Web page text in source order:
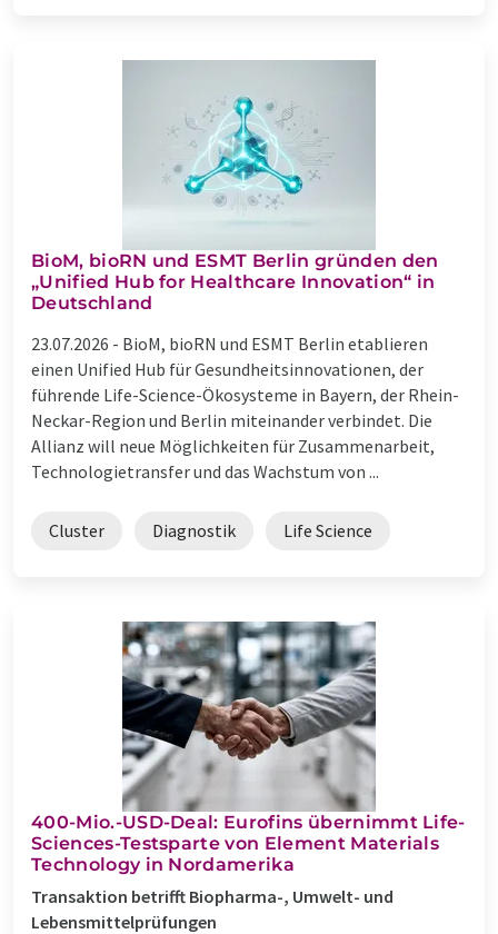
BioM, bioRN und ESMT Berlin gründen den
„Unified Hub for Healthcare Innovation“ in
Deutschland
23.07.2026 - BioM, bioRN und ESMT Berlin etablieren
einen Unified Hub für Gesundheitsinnovationen, der
führende Life-Science-Ökosysteme in Bayern, der Rhein-
Neckar-Region und Berlin miteinander verbindet. Die
Allianz will neue Möglichkeiten für Zusammenarbeit,
Technologietransfer und das Wachstum von ...
Cluster Diagnostik Life Science
400-Mio.-USD-Deal: Eurofins übernimmt Life-
Sciences-Testsparte von Element Materials
Technology in Nordamerika
Transaktion betrifft Biopharma-, Umwelt- und
Lebensmittelprüfungen